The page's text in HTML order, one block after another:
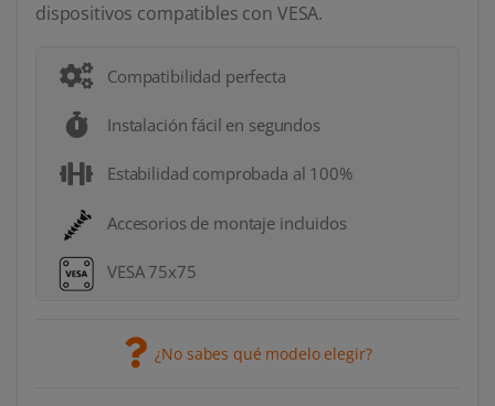
dispositivos compatibles con VESA.
Compatibilidad perfecta
Instalación fácil en segundos
Estabilidad comprobada al 100%
Accesorios de montaje incluidos
VESA 75x75
¿No sabes qué modelo elegir?